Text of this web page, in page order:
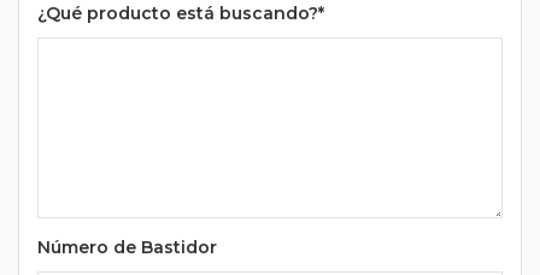
¿Qué producto está buscando?*
Número de Bastidor